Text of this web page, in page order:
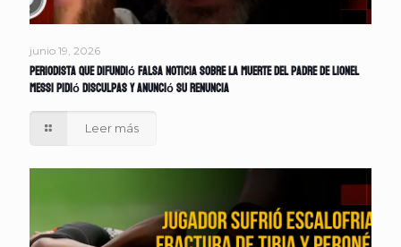
junio 19, 2026
Periodista que difundió falsa noticia sobre la muerte del padre de Lionel
Messi pidió disculpas y anunció su renuncia
Leer más